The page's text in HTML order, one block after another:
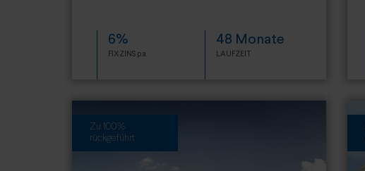
6%
FIXZINS p.a.
48 Monate
LAUFZEIT
Zu 100%
rückgeführt